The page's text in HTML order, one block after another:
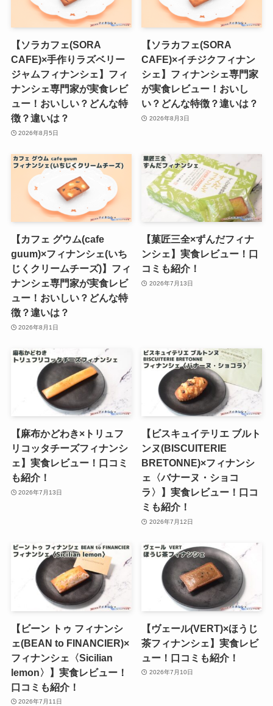
【ソラカフェ(SORA
CAFE)×手作りラズベリー
ジャムフィナンシェ】フィ
ナンシェ専門家が実食レビ
ュー！おいしい？どんな特
徴？違いは？
2026年8月5日
【ソラカフェ(SORA
CAFE)×イチジクフィナン
シェ】フィナンシェ専門家
が実食レビュー！おいし
い？どんな特徴？違いは？
2026年8月3日
【カフェ グウム(cafe
guum)×フィナンシェ(いち
じくクリームチーズ)】フィ
ナンシェ専門家が実食レビ
ュー！おいしい？どんな特
徴？違いは？
2026年8月1日
【菓匠三全×ずんだフィナ
ンシェ】実食レビュー！口
コミも紹介！
2026年7月13日
【麻布かどわき×トリュフ
リコッタチーズフィナンシ
ェ】実食レビュー！口コミ
も紹介！
2026年7月13日
【ビスキュイテリエ ブルト
ンヌ(BISCUITERIE
BRETONNE)×フィナンシ
ェ〈バナーヌ・ショコ
ラ〉】実食レビュー！口コ
ミも紹介！
2026年7月12日
【ビーン トゥ フィナンシ
ェ(BEAN to FINANCIER)×
フィナンシェ〈Sicilian
lemon〉】実食レビュー！
口コミも紹介！
2026年7月11日
【ヴェール(VERT)×ほうじ
茶フィナンシェ】実食レビ
ュー！口コミも紹介！
2026年7月10日